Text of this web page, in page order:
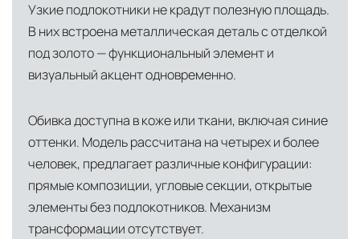
Дубай, ОАЭ— региональный центр для
Ближнего Востока и Азии
Кипр — распределительная база для
Лондон, Великобритания—
логистический хаб для европейского рынка
США— центр доставки для
североамериканского сегмента
Другие страны Европы— расширенная
Узкие подлокотники не крадут полезную площадь.
В них встроена металлическая деталь с отделкой
под золото — функциональный элемент и
визуальный акцент одновременно.
Обивка доступна в коже или ткани, включая синие
оттенки. Модель рассчитана на четырех и более
человек, предлагает различные конфигурации:
прямые композиции, угловые секции, открытые
элементы без подлокотников. Механизм
трансформации отсутствует.